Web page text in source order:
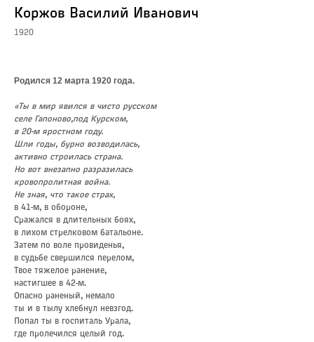
Коржов Василий Иванович
1920
Родился 12 марта 1920 года.
«Ты в мир явился в чисто русском
селе Гапоново,под Курском,
в 20-м яростном году.
Шли годы, бурно возводилась,
активно строилась страна.
Но вот внезапно разразилась
кровопролитная война.
Не зная, что такое страх,
в 41-м, в обороне,
Сражался в длительных боях,
в лихом стрелковом батальоне.
Затем по воле провиденья,
в судьбе свершился перелом,
Твое тяжелое ранение,
настигшее в 42-м.
Опасно раненый, немало
ты и в тылу хлебнул невзгод.
Попал ты в госпиталь Урала,
где пролечился целый год.